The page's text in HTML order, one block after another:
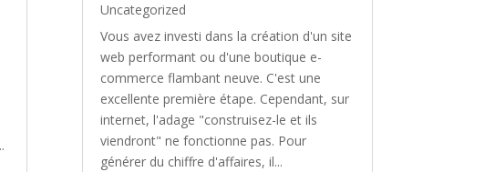
Uncategorized
Vous avez investi dans la création d'un site
web performant ou d'une boutique e-
commerce flambant neuve. C'est une
excellente première étape. Cependant, sur
internet, l'adage "construisez-le et ils
viendront" ne fonctionne pas. Pour
générer du chiffre d'affaires, il...